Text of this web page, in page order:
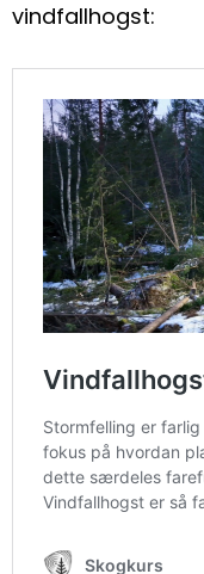
vindfallhogst: